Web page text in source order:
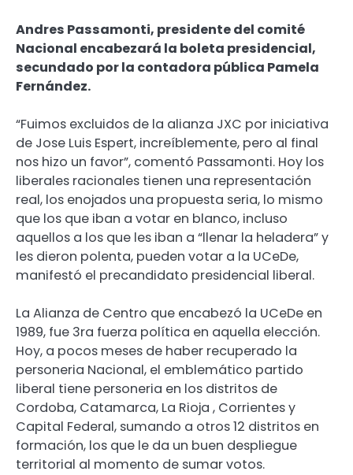
Andres Passamonti, presidente del comité
Nacional encabezará la boleta presidencial,
secundado por la contadora pública Pamela
Fernández.
“Fuimos excluidos de la alianza JXC por iniciativa
de Jose Luis Espert, increíblemente, pero al final
nos hizo un favor”, comentó Passamonti. Hoy los
liberales racionales tienen una representación
real, los enojados una propuesta seria, lo mismo
que los que iban a votar en blanco, incluso
aquellos a los que les iban a “llenar la heladera” y
les dieron polenta, pueden votar a la UCeDe,
manifestó el precandidato presidencial liberal.
La Alianza de Centro que encabezó la UCeDe en
1989, fue 3ra fuerza política en aquella elección.
Hoy, a pocos meses de haber recuperado la
personeria Nacional, el emblemático partido
liberal tiene personeria en los distritos de
Cordoba, Catamarca, La Rioja , Corrientes y
Capital Federal, sumando a otros 12 distritos en
formación, los que le da un buen despliegue
territorial al momento de sumar votos.